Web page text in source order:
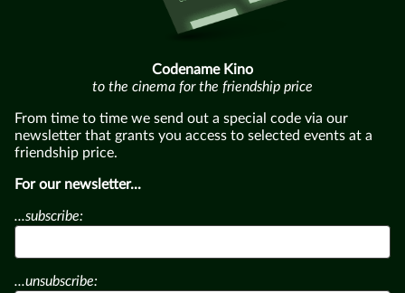
Codename Kino
to the cinema for the friendship price
From time to time we send out a special code via our
newsletter that grants you access to selected events at a
friendship price.
For our newsletter...
...subscribe:
...unsubscribe: